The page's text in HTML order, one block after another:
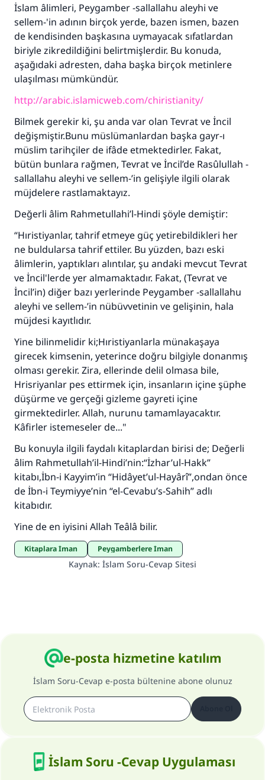
İslam âlimleri, Peygamber -sallallahu aleyhi ve
sellem-'in adının birçok yerde, bazen ismen, bazen
de kendisinden başkasına uymayacak sıfatlardan
biriyle zikredildiğini belirtmişlerdir. Bu konuda,
aşağıdaki adresten, daha başka birçok metinlere
ulaşılması mümkündür.
http://arabic.islamicweb.com/chiristianity/
Bilmek gerekir ki, şu anda var olan Tevrat ve İncil
değişmiştir.Bunu müslümanlardan başka gayr-ı
müslim tarihçiler de ifâde etmektedirler. Fakat,
bütün bunlara rağmen, Tevrat ve İncil’de Rasûlullah -
sallallahu aleyhi ve sellem-’in gelişiyle ilgili olarak
müjdelere rastlamaktayız.
Değerli âlim Rahmetullahi’l-Hindi şöyle demiştir:
“Hıristiyanlar, tahrif etmeye güç yetirebildikleri her
ne buldularsa tahrif ettiler. Bu yüzden, bazı eski
âlimlerin, yaptıkları alıntılar, şu andaki mevcut Tevrat
ve İncil'lerde yer almamaktadır. Fakat, (Tevrat ve
İncil’in) diğer bazı yerlerinde Peygamber -sallallahu
aleyhi ve sellem-’in nübüvvetinin ve gelişinin, hala
müjdesi kayıtlıdır.
Yine bilinmelidir ki;Hıristiyanlarla münakaşaya
girecek kimsenin, yeterince doğru bilgiyle donanmış
olması gerekir. Zira, ellerinde delil olmasa bile,
Hrisriyanlar pes ettirmek için, insanların içine şüphe
düşürme ve gerçeği gizleme gayreti içine
girmektedirler. Allah, nurunu tamamlayacaktır.
Kâfirler istemeseler de..."
Bu konuyla ilgili faydalı kitaplardan birisi de; Değerli
âlim Rahmetullah’il-Hindi’nin:“İzhar’ul-Hakk”
kitabı,İbn-i Kayyim’in “Hidâyet’ul-Hayârî”,ondan önce
de İbn-i Teymiyye’nin “el-Cevabu’s-Sahih” adlı
kitabıdır.
Yine de en iyisini Allah Teâlâ bilir.
Kitaplara İman Peygamberlere İman
Kaynak: İslam Soru-Cevap Sitesi
e-posta hizmetine katılım
İslam Soru-Cevap e-posta bültenine abone olunuz
İslam Soru -Cevap Uygulaması